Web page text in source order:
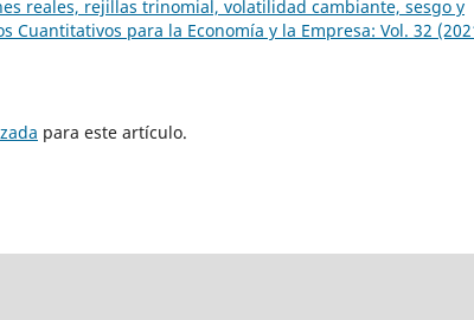
reales, rejillas trinomial, volatilidad cambiante, sesgo y
Cuantitativos para la Economía y la Empresa: Vol. 32
para este artículo.